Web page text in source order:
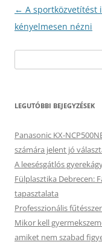
Bejegyzés
navigáció
← A sportközvetítést
kényelmesen nézni
LEGUTÓBBI BEJEGYZÉSEK
Panasonic KX-
számára jelent jó
A leesésgátlós
Fülplasztika Debrecen:
tapasztalata
Professzionális
Mikor kell
amiket nem szabad